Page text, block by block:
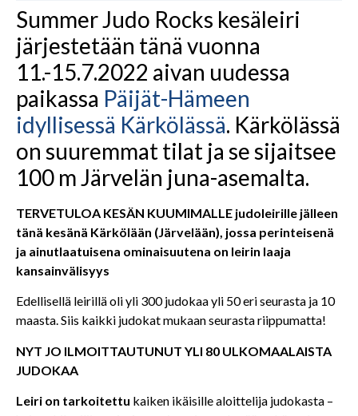
Summer Judo Rocks kesäleiri
järjestetään tänä vuonna
11.-15.7.2022 aivan uudessa
paikassa Päijät-Hämeen
idyllisessä Kärkölässä. Kärkölässä
on suuremmat tilat ja se sijaitsee
100 m Järvelän juna-asemalta.
TERVETULOA KESÄN KUUMIMALLE judoleirille jälleen
tänä kesänä Kärkölään (Järvelään), jossa perinteisenä
ja ainutlaatuisena ominaisuutena on leirin laaja
kansainvälisyys
Edellisellä leirillä oli yli 300 judokaa yli 50 eri seurasta ja 10
maasta. Siis kaikki judokat mukaan seurasta riippumatta!
NYT JO ILMOITTAUTUNUT YLI 80 ULKOMAALAISTA
JUDOKAA
Leiri on tarkoitettu kaiken ikäisille aloittelija judokasta –